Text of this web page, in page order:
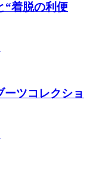
“着脱の利便
ーツコレクショ